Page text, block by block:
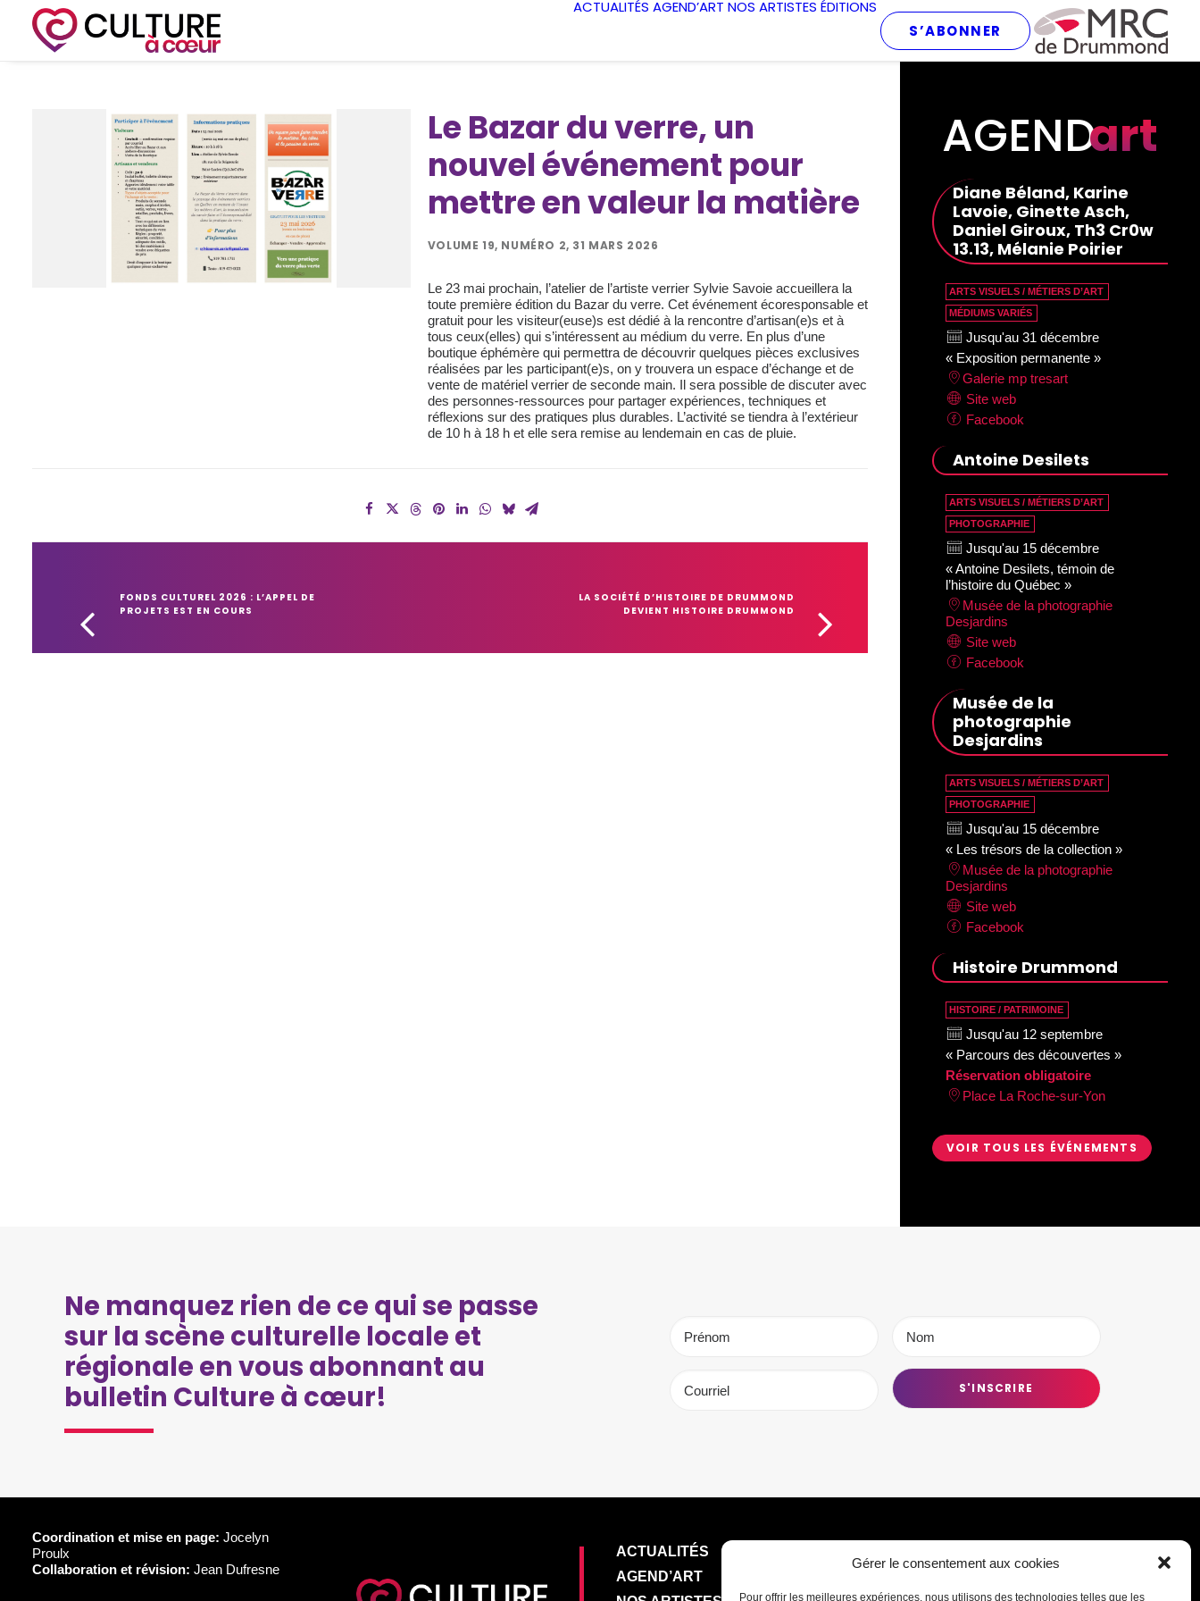
Gérer le consentement aux cookies
Pour offrir les meilleures expériences, nous utilisons des technologies telles que les
ACTUALITÉS AGEND’ART NOS ARTISTES ÉDITIONS
S’ABONNER
Le Bazar du verre, un
nouvel événement pour
mettre en valeur la matière
VOLUME 19, NUMÉRO 2, 31 MARS 2026
Le 23 mai prochain, l’atelier de l’artiste verrier Sylvie Savoie accueillera la
toute première édition du Bazar du verre. Cet événement écoresponsable et
gratuit pour les visiteur(euse)s est dédié à la rencontre d’artisan(e)s et à
tous ceux(elles) qui s’intéressent au médium du verre. En plus d’une
boutique éphémère qui permettra de découvrir quelques pièces exclusives
réalisées par les participant(e)s, on y trouvera un espace d’échange et de
vente de matériel verrier de seconde main. Il sera possible de discuter avec
des personnes-ressources pour partager expériences, techniques et
réflexions sur des pratiques plus durables. L’activité se tiendra à l’extérieur
de 10 h à 18 h et elle sera remise au lendemain en cas de pluie.
FONDS CULTUREL 2026 : L’APPEL DE
PROJETS EST EN COURS
LA SOCIÉTÉ D’HISTOIRE DE DRUMMOND
DEVIENT HISTOIRE DRUMMOND
AGENDart
Diane Béland, Karine
Lavoie, Ginette Asch,
Daniel Giroux, Th3 Cr0w
13.13, Mélanie Poirier
ARTS VISUELS / MÉTIERS D’ART
MÉDIUMS VARIÉS
Jusqu'au 31 décembre
« Exposition permanente »
Galerie mp tresart
Site web
Facebook
Antoine Desilets
ARTS VISUELS / MÉTIERS D’ART
PHOTOGRAPHIE
Jusqu'au 15 décembre
« Antoine Desilets, témoin de
l’histoire du Québec »
Musée de la photographie
Desjardins
Site web
Facebook
Musée de la
photographie
Desjardins
ARTS VISUELS / MÉTIERS D’ART
PHOTOGRAPHIE
Jusqu'au 15 décembre
« Les trésors de la collection »
Musée de la photographie
Desjardins
Site web
Facebook
Histoire Drummond
HISTOIRE / PATRIMOINE
Jusqu'au 12 septembre
« Parcours des découvertes »
Réservation obligatoire
Place La Roche-sur-Yon
VOIR TOUS LES ÉVÉNEMENTS
Ne manquez rien de ce qui se passe
sur la scène culturelle locale et
régionale en vous abonnant au
bulletin Culture à cœur!
Coordination et mise en page: Jocelyn
Proulx
Collaboration et révision: Jean Dufresne
ACTUALITÉS
AGEND’ART